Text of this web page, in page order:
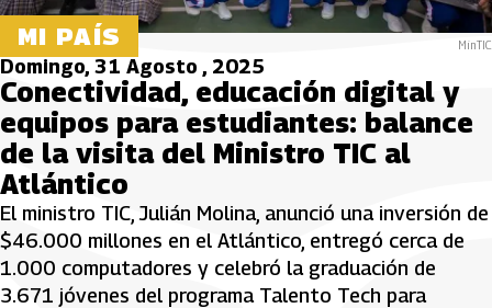
MI PAÍS MinTIC
Domingo, 31 Agosto , 2025
Conectividad, educación digital y
equipos para estudiantes: balance
de la visita del Ministro TIC al
Atlántico
El ministro TIC, Julián Molina, anunció una inversión de
$46.000 millones en el Atlántico, entregó cerca de
1.000 computadores y celebró la graduación de
3.671 jóvenes del programa Talento Tech para